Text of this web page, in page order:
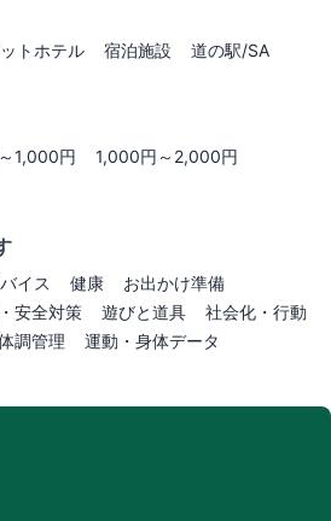
トホテル 宿泊施設
道の駅/SA
1,000円
1,000円～2,000円
イス 健康
お出かけ準備
安全対策 遊びと道具
社会化・行動
調管理 運動・身体データ